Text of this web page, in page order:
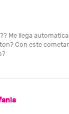
Me llega
Con este